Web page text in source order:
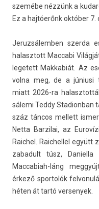
szemébe nézzünk a
Ez a hajtóerőnk október 7.
Jeruz­sálemb­en szer­da
halasztott Mac­cabi
legetett Mak­kabiát. Az
volna meg, de a júniusi
miatt 2026-ra
sálemi Teddy Stadion­ban
száz táncos mel­lett
Netta Bar­zilai, az
Raic­hel. Raic­hellel
zabadult túsz,
Maccabiah-láng
érkező spor­tolók
héten át tartó ver­senyek.